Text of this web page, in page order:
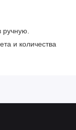
ручную.
и количества